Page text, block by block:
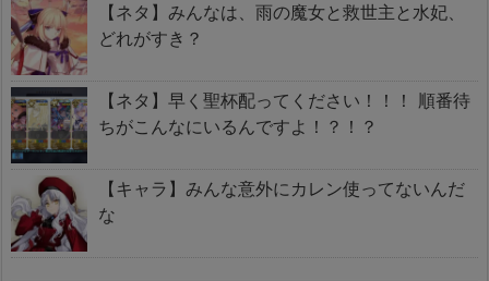
【ネタ】みんなは、雨の魔女と救世主と水妃、
どれがすき？
【ネタ】早く聖杯配ってください！！！ 順番待
ちがこんなにいるんですよ！？！？
【キャラ】みんな意外にカレン使ってないんだ
な